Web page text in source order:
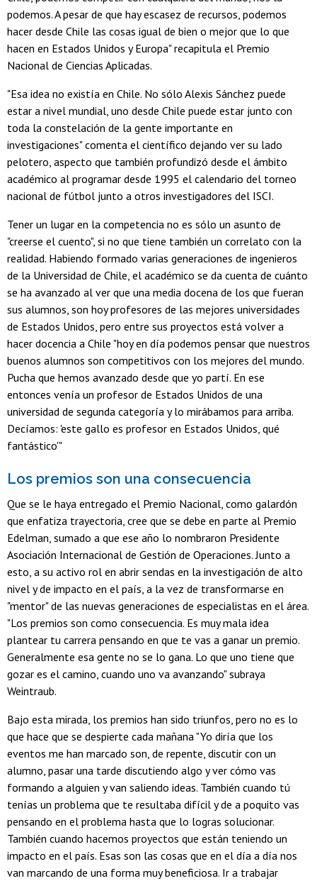
podemos. A pesar de que hay escasez de recursos, podemos
hacer desde Chile las cosas igual de bien o mejor que lo que
hacen en Estados Unidos y Europa" recapitula el Premio
Nacional de Ciencias Aplicadas.
"Esa idea no existía en Chile. No sólo Alexis Sánchez puede
estar a nivel mundial, uno desde Chile puede estar junto con
toda la constelación de la gente importante en
investigaciones" comenta el científico dejando ver su lado
pelotero, aspecto que también profundizó desde el ámbito
académico al programar desde 1995 el calendario del torneo
nacional de fútbol junto a otros investigadores del ISCI.
Tener un lugar en la competencia no es sólo un asunto de
"creerse el cuento", si no que tiene también un correlato con la
realidad. Habiendo formado varias generaciones de ingenieros
de la Universidad de Chile, el académico se da cuenta de cuánto
se ha avanzado al ver que una media docena de los que fueran
sus alumnos, son hoy profesores de las mejores universidades
de Estados Unidos, pero entre sus proyectos está volver a
hacer docencia a Chile "hoy en día podemos pensar que nuestros
buenos alumnos son competitivos con los mejores del mundo.
Pucha que hemos avanzado desde que yo partí. En ese
entonces venía un profesor de Estados Unidos de una
universidad de segunda categoría y lo mirábamos para arriba.
Decíamos: 'este gallo es profesor en Estados Unidos, qué
fantástico'"
Los premios son una consecuencia
Que se le haya entregado el Premio Nacional, como galardón
que enfatiza trayectoria, cree que se debe en parte al Premio
Edelman, sumado a que ese año lo nombraron Presidente
Asociación Internacional de Gestión de Operaciones. Junto a
esto, a su activo rol en abrir sendas en la investigación de alto
nivel y de impacto en el país, a la vez de transformarse en
"mentor" de las nuevas generaciones de especialistas en el área.
"Los premios son como consecuencia. Es muy mala idea
plantear tu carrera pensando en que te vas a ganar un premio.
Generalmente esa gente no se lo gana. Lo que uno tiene que
gozar es el camino, cuando uno va avanzando" subraya
Weintraub.
Bajo esta mirada, los premios han sido triunfos, pero no es lo
que hace que se despierte cada mañana "Yo diría que los
eventos me han marcado son, de repente, discutir con un
alumno, pasar una tarde discutiendo algo y ver cómo vas
formando a alguien y van saliendo ideas. También cuando tú
tenías un problema que te resultaba difícil y de a poquito vas
pensando en el problema hasta que lo logras solucionar.
También cuando hacemos proyectos que están teniendo un
impacto en el país. Esas son las cosas que en el día a día nos
van marcando de una forma muy beneficiosa. Ir a trabajar